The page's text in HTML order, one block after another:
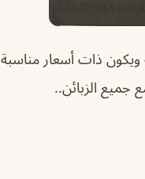
ذات أسعار مناسبة
جميع الزبائن..